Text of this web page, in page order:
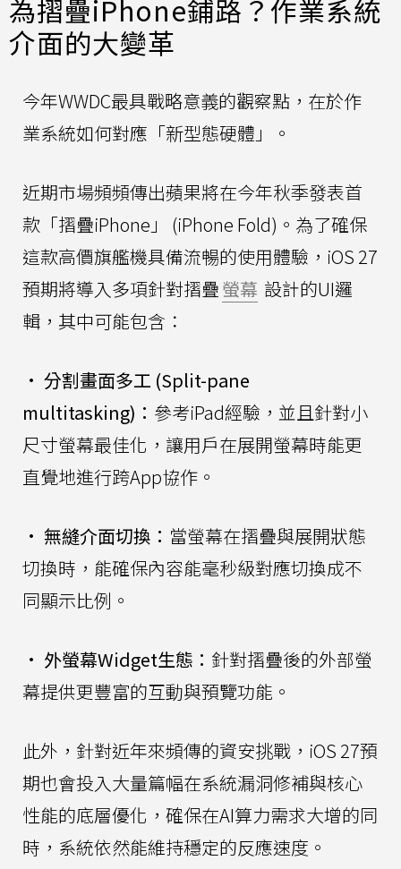
為摺疊iPhone鋪路？作業系統
介面的大變革
今年WWDC最具戰略意義的觀察點，在於作
業系統如何對應「新型態硬體」。
近期市場頻頻傳出蘋果將在今年秋季發表首
款「摺疊iPhone」 (iPhone Fold)。為了確保
這款高價旗艦機具備流暢的使用體驗，iOS 27
預期將導入多項針對摺疊螢幕 設計的UI邏
輯，其中可能包含：
• 分割畫面多工 (Split-pane
multitasking)： 參考iPad經驗，並且針對小
尺寸螢幕最佳化，讓用戶在展開螢幕時能更
直覺地進行跨App協作。
• 無縫介面切換： 當螢幕在摺疊與展開狀態
切換時，能確保內容能毫秒級對應切換成不
同顯示比例。
• 外螢幕Widget生態： 針對摺疊後的外部螢
幕提供更豐富的互動與預覽功能。
此外，針對近年來頻傳的資安挑戰，iOS 27預
期也會投入大量篇幅在系統漏洞修補與核心
性能的底層優化，確保在AI算力需求大增的同
時，系統依然能維持穩定的反應速度。